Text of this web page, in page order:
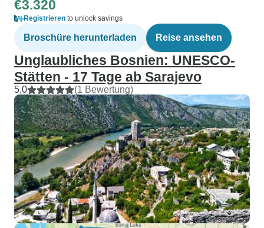
€3.320
Registrieren to unlock savings
Broschüre herunterladen Reise ansehen
Unglaubliches Bosnien: UNESCO-
Stätten - 17 Tage ab Sarajevo
5,0 (1 Bewertung)